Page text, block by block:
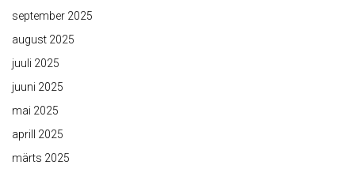
september 2025
august 2025
juuli 2025
juuni 2025
mai 2025
aprill 2025
märts 2025